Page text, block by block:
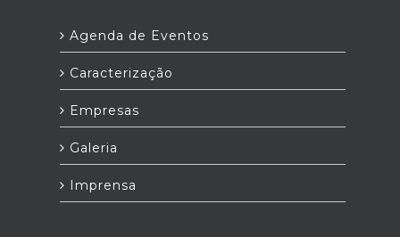
Agenda de Eventos
Caracterização
Empresas
Galeria
Imprensa